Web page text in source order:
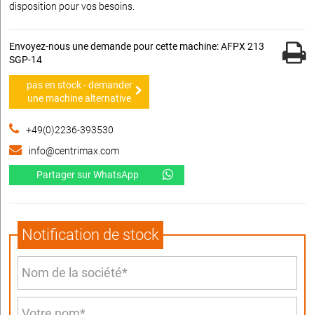
disposition pour vos besoins.
Envoyez-nous une demande pour cette machine: AFPX 213
SGP-14
pas en stock - demander
une machine alternative
+49(0)2236-393530
info@centrimax.com
Partager sur WhatsApp
Notification de stock